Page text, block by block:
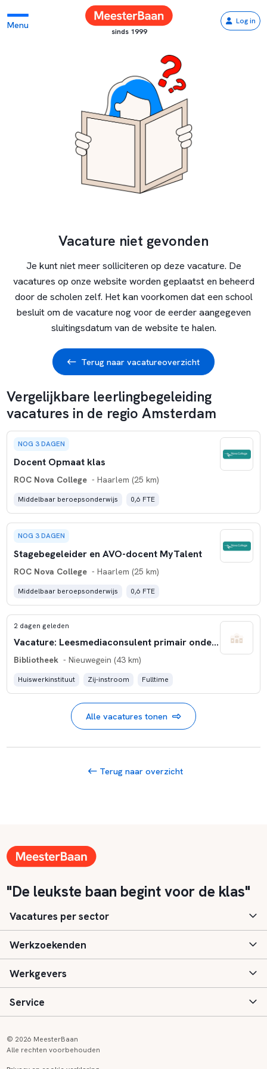
Menu
sinds 1999
Log in
Vacature niet gevonden
Je kunt niet meer solliciteren op deze vacature. De
vacatures op onze website worden geplaatst en beheerd
door de scholen zelf. Het kan voorkomen dat een school
besluit om de vacature nog voor de eerder aangegeven
sluitingsdatum van de website te halen.
Terug naar vacatureoverzicht
Vergelijkbare leerlingbegeleiding
vacatures in de regio Amsterdam
NOG 3 DAGEN
Docent Opmaat klas
ROC Nova College - Haarlem (25 km)
Middelbaar beroepsonderwijs 0,6 FTE
NOG 3 DAGEN
Stagebegeleider en AVO-docent MyTalent
ROC Nova College - Haarlem (25 km)
Middelbaar beroepsonderwijs 0,6 FTE
2 dagen geleden
Vacature: Leesmediaconsulent primair onderwijs
Bibliotheek - Nieuwegein (43 km)
Huiswerkinstituut Zij-instroom Fulltime
Alle vacatures tonen
Terug naar overzicht
"De leukste baan begint voor de klas"
Vacatures per sector
Basisonderwijs
Speciaal (basis) onderwijs
Voortgezet onderwijs
Werkzoekenden
Aanmelden
Vacatures
Werkgevers
Inloggen
Service
© 2026 MeesterBaan
Alle rechten voorbehouden